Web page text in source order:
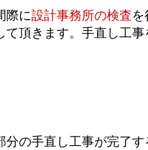
際に設計事務所の検査
て頂きます。手直し工
分の手直し工事が完了